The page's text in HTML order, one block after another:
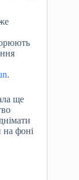
.
ще
на фоні